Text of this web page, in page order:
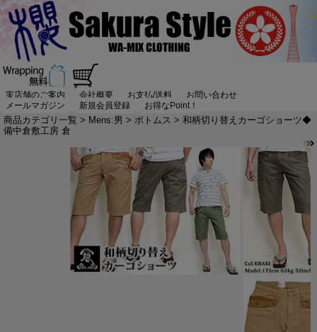
実店舗のご案内 会社概要 お支払/送料
お問い合わせ
メールマガジン
新規会員登録 お得なPoint！
商品カテゴリ一覧 > Mens:男 > ボトムス > 和柄切り替えカーゴショーツ◆
備中倉敷工房 倉